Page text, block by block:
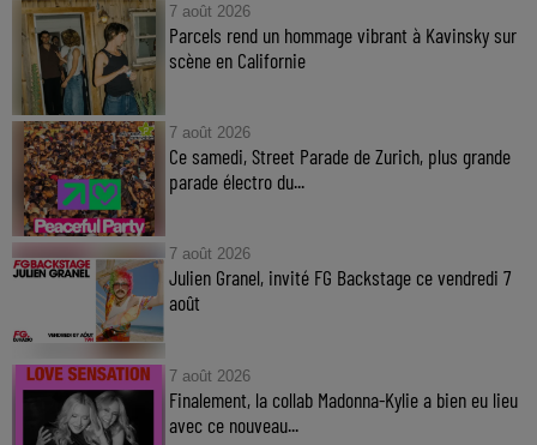
7 août 2026
Parcels rend un hommage vibrant à Kavinsky sur
scène en Californie
7 août 2026
Ce samedi, Street Parade de Zurich, plus grande
parade électro du...
7 août 2026
Julien Granel, invité FG Backstage ce vendredi 7
août
7 août 2026
Finalement, la collab Madonna-Kylie a bien eu lieu
avec ce nouveau...